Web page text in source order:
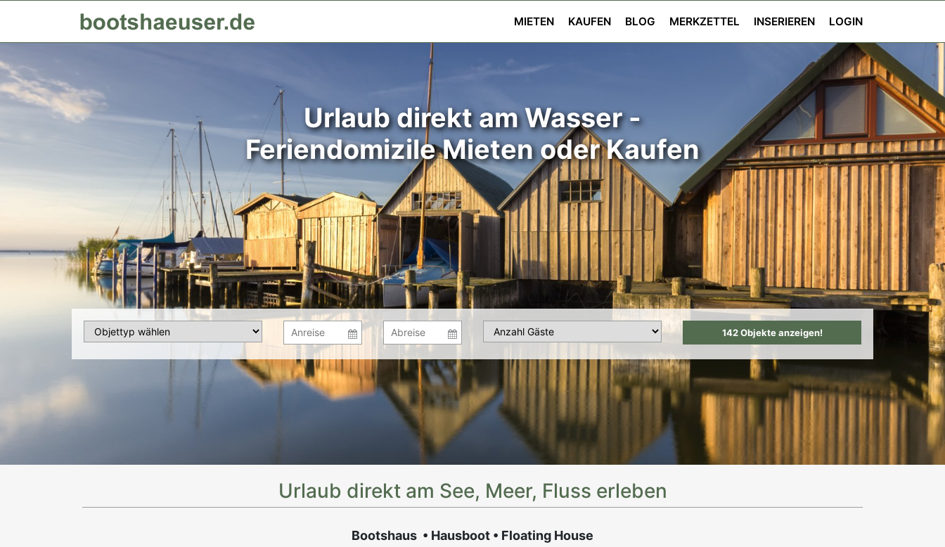
MIETEN KAUFEN BLOG MERKZETTEL INSERIEREN LOGIN
Urlaub direkt am Wasser -
Feriendomizile Mieten oder Kaufen
Urlaub direkt am See, Meer, Fluss erleben
Bootshaus • Hausboot • Floating House